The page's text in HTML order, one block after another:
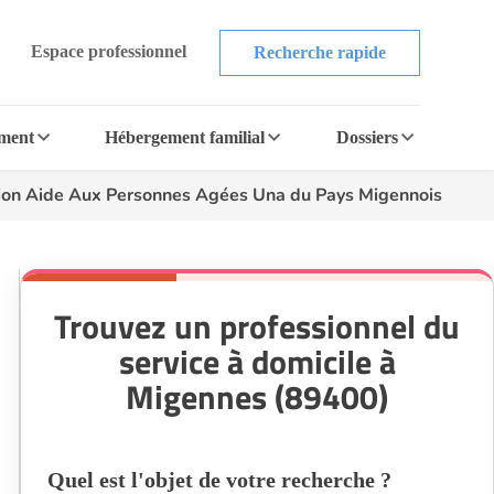
Espace professionnel Recherche rapide
Hébergement familial Dossiers
Aide Aux Personnes Agées Una du Pays Migennois
Trouvez un professionnel du
service à domicile à
Migennes (89400)
Quel est l'objet de votre recherche ?